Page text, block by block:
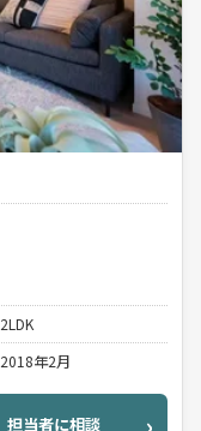
2LDK
2018年2月
担当者に相談